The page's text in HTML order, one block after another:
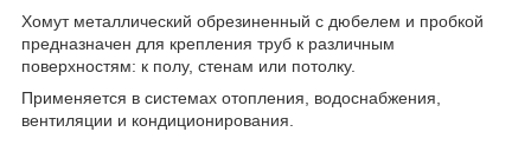
Хомут металлический обрезиненный с дюбелем и пробкой
предназначен для крепления труб к различным
поверхностям: к полу, стенам или потолку.
Применяется в системах отопления, водоснабжения,
вентиляции и кондиционирования.